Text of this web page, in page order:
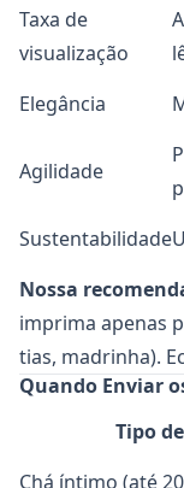
Taxa de
visualização
Elegância
Agilidade
Sustentabilidade
Nossa
imprima apenas
tias, madrinha).
Quando Enviar
Tipo
Chá íntimo (até